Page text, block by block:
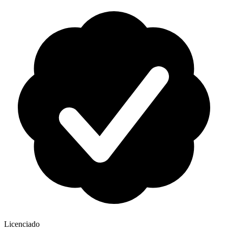
Licenciado